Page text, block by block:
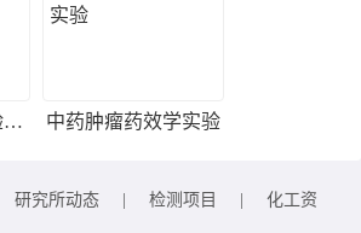
科研样机性能试验服务 中药肿瘤药效学实验
研究所动态 检测项目 化工资